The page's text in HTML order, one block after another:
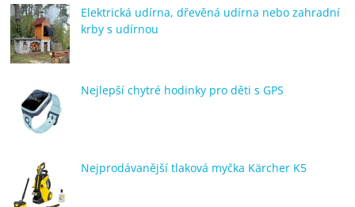
Elektrická udírna, dřevěná udírna nebo zahradní
krby s udírnou
Nejlepší chytré hodinky pro děti s GPS
Nejprodávanější tlaková myčka Kärcher K5